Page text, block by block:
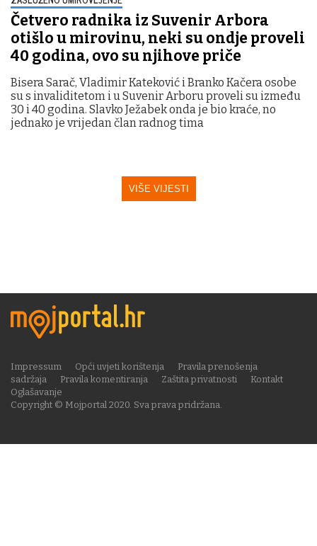
Četvero radnika iz Suvenir Arbora
otišlo u mirovinu, neki su ondje proveli
40 godina, ovo su njihove priče
Bisera Sarač, Vladimir Kateković i Branko Kačera osobe
su s invaliditetom i u Suvenir Arboru proveli su između
30 i 40 godina. Slavko Ježabek onda je bio kraće, no
jednako je vrijedan član radnog tima
VIŠE VIJESTI
Copyright © Mojportal 2020. Sva prava pridržana.
Impressum Opći uvjeti korištenja
Pravila prenošenja
sadržaja
Pravila komentiranja Zaštita privatnosti
Kontakt
Oglašavanje